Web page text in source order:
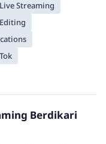
Live Streaming
Berdikari